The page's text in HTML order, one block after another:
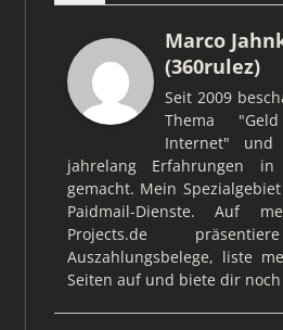
Marco
(360rulez)
Seit 2009
Thema
Internet" und
jahrelang Erfahrungen in
gemacht. Mein
Paidmail-Dienste. Auf
Projects.de
Auszahlungsbelege, liste
Seiten auf und biete dir